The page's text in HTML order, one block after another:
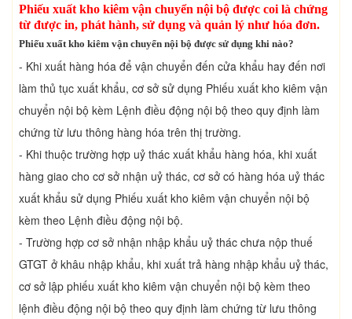
Phiếu xuất kho kiêm vận chuyển nội bộ được coi là chứng
từ được in, phát hành, sử dụng và quản lý như hóa đơn.
Phiếu xuất kho kiêm vận chuyển nội bộ được sử dụng khi nào?
- Khi xuất hàng hóa để vận chuyển đến cửa khẩu hay đến nơi
làm thủ tục xuất khẩu, cơ sở sử dụng Phiếu xuất kho kiêm vận
chuyển nội bộ kèm Lệnh điều động nội bộ theo quy định làm
chứng từ lưu thông hàng hóa trên thị trường.
- Khi thuộc trường hợp uỷ thác xuất khẩu hàng hóa, khi xuất
hàng giao cho cơ sở nhận uỷ thác, cơ sở có hàng hóa uỷ thác
xuất khẩu sử dụng Phiếu xuất kho kiêm vận chuyển nội bộ
kèm theo Lệnh điều động nội bộ.
- Trường hợp cơ sở nhận nhập khẩu uỷ thác chưa nộp thuế
GTGT ở khâu nhập khẩu, khi xuất trả hàng nhập khẩu uỷ thác,
cơ sở lập phiếu xuất kho kiêm vận chuyển nội bộ kèm theo
lệnh điều động nội bộ theo quy định làm chứng từ lưu thông